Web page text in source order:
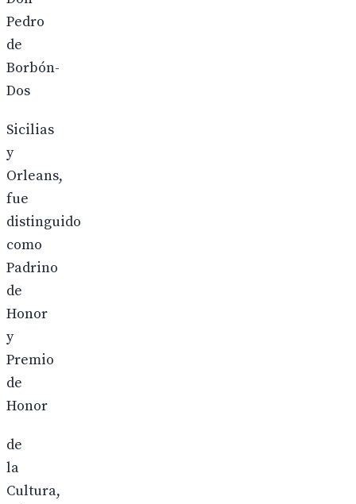
Pedro
de
Borbón-
Dos
Sicilias
y
Orleans,
fue
distinguido
como
Padrino
de
Honor
y
Premio
de
Honor
de
la
Cultura,